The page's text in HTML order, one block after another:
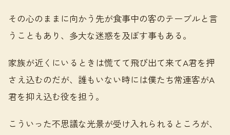
その心のままに向かう先が食事中の客のテーブルと言
うこともあり、多大な迷惑を及ぼす事もある。
家族が近くにいるときは慌てて飛び出て来てA君を押
さえ込むのだが、誰もいない時には僕たち常連客がA
君を抑え込む役を担う。
こういった不思議な光景が受け入れられるところが、